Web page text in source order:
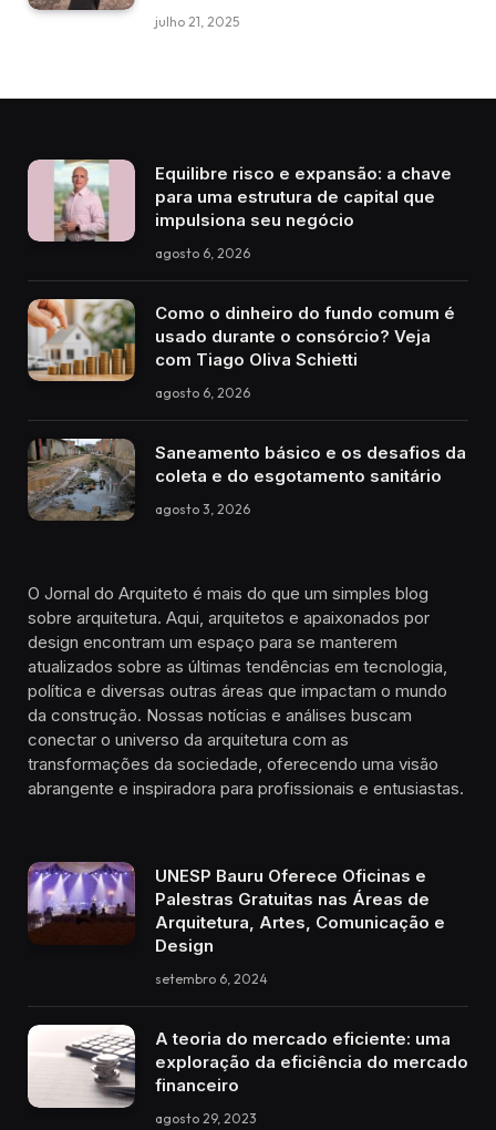
julho 21, 2025
Equilibre risco e expansão: a chave
para uma estrutura de capital que
impulsiona seu negócio
agosto 6, 2026
Como o dinheiro do fundo comum é
usado durante o consórcio? Veja
com Tiago Oliva Schietti
agosto 6, 2026
Saneamento básico e os desafios da
coleta e do esgotamento sanitário
agosto 3, 2026
O Jornal do Arquiteto é mais do que um simples blog
sobre arquitetura. Aqui, arquitetos e apaixonados por
design encontram um espaço para se manterem
atualizados sobre as últimas tendências em tecnologia,
política e diversas outras áreas que impactam o mundo
da construção. Nossas notícias e análises buscam
conectar o universo da arquitetura com as
transformações da sociedade, oferecendo uma visão
abrangente e inspiradora para profissionais e entusiastas.
UNESP Bauru Oferece Oficinas e
Palestras Gratuitas nas Áreas de
Arquitetura, Artes, Comunicação e
Design
setembro 6, 2024
A teoria do mercado eficiente: uma
exploração da eficiência do mercado
financeiro
agosto 29, 2023